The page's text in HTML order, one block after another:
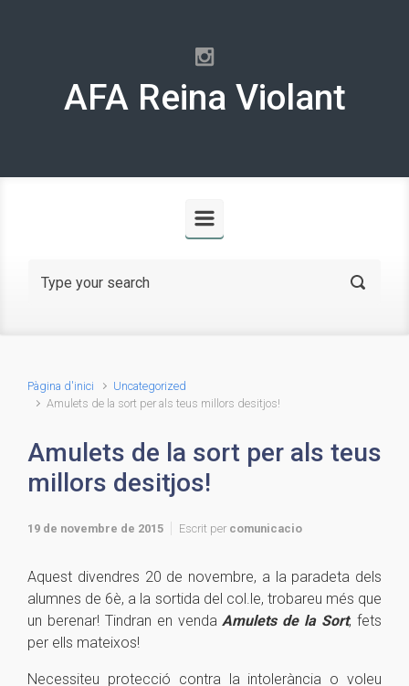
AFA Reina Violant
Pàgina d'inici
Uncategorized
Amulets de la sort per als teus millors desitjos!
Amulets de la sort per als teus
millors desitjos!
19 de novembre de 2015 Escrit per comunicacio
Aquest divendres 20 de novembre, a la paradeta dels
alumnes de 6è, a la sortida del col.le, trobareu més que
un berenar! Tindran en vendaAmulets de la Sort, fets
per ells mateixos!
Necessiteu protecció contra la intolerància o voleu